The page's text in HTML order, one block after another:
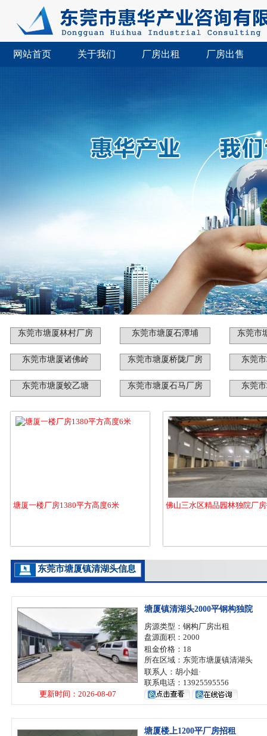
网站首页 关于我们 厂房出租 厂房出售
东莞市塘厦林村厂房 东莞市塘厦石潭埔 东莞市
东莞市塘厦诸佛岭 东莞市塘厦桥陇厂房 东莞
东莞市塘厦蛟乙塘 东莞市塘厦石马厂房 东莞
塘厦一楼厂房1380平方高度6米 佛山三水区精品园林独院厂
东莞市塘厦镇清湖头信息
更新时间：2026-08-07
塘厦镇清湖头2000平钢构独院
房源类型：钢构厂房出租
盘源面积：2000
租金价格：18
所在区域：东莞市塘厦镇清湖头
联系人：胡小姐·
联系电话：13925595556
塘厦楼上1200平厂房招租